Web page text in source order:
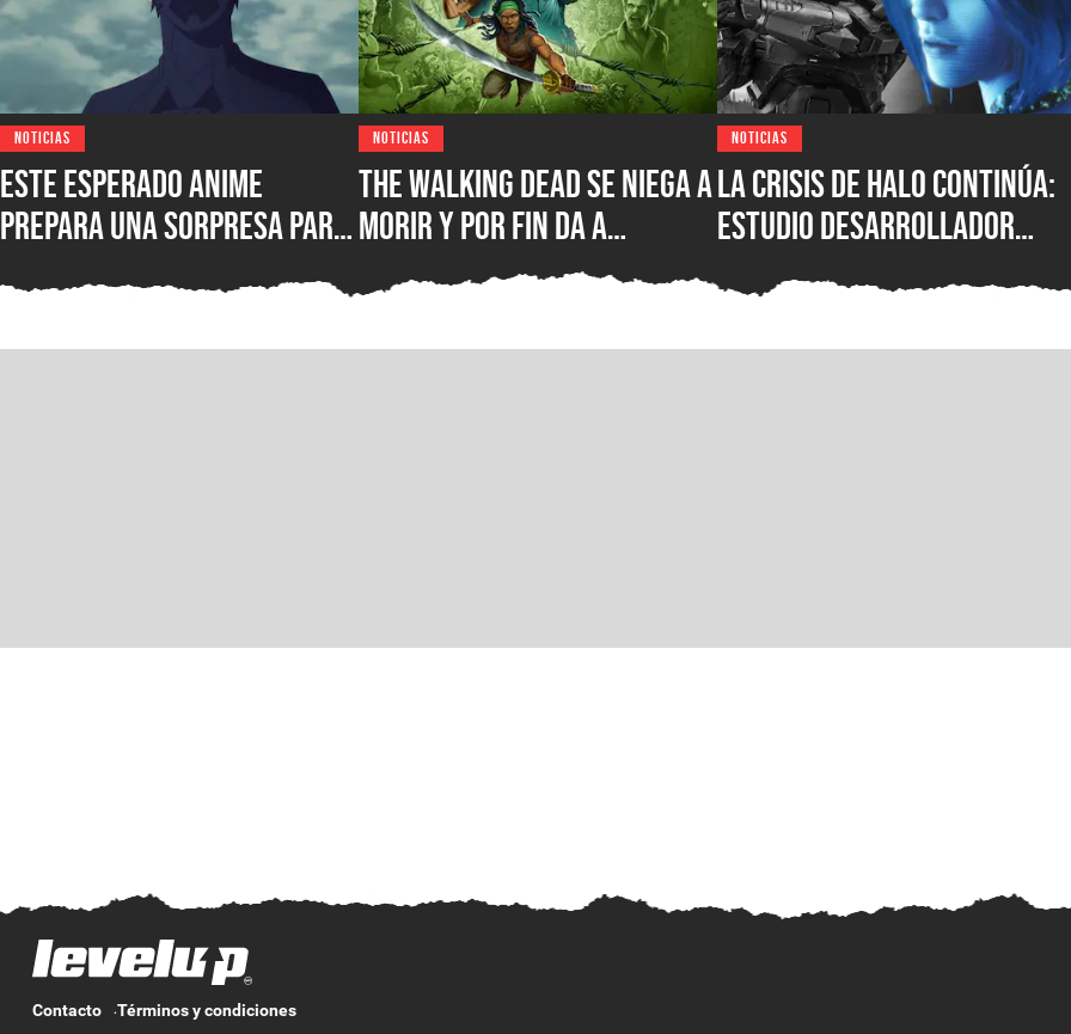
NOTICIAS
Este esperado anime
prepara una sorpresa para
NOTICIAS
The Walking Dead se niega a
morir y por fin da a
conocer la fecha de
lanzamiento de su nuevo
juego
NOTICIAS
La crisis de Halo continúa:
estudio desarrollador
fallido lanzamiento
multiplataforma de
Contacto Términos y condiciones